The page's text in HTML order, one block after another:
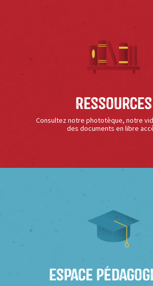
Ressources
Consultez notre phototèque, notre
des documents en libre
Espace